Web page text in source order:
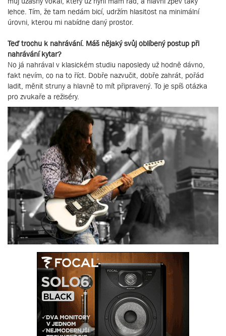
lehce. Tím, že tam nedám bicí, udržím hlasitost na minimální
úrovni, kterou mi nabídne daný prostor.
Teď trochu k nahrávání. Máš nějaký svůj oblíbený postup při
nahrávání kytar?
No já nahrával v klasickém studiu naposledy už hodně dávno,
fakt nevím, co na to říct. Dobře nazvučit, dobře zahrát, pořád
ladit, měnit struny a hlavně to mít připravený. To je spíš otázka
pro zvukaře a režiséry.